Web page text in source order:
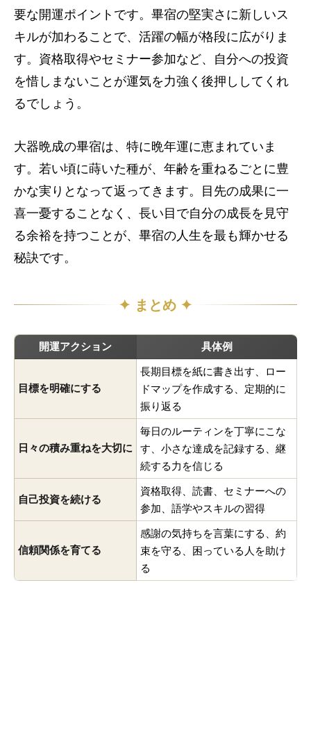
要な開運ポイントです。畢宿の堅実さに新しいス
キルが加わることで、活躍の幅が格段に広がりま
す。資格取得やセミナー参加など、自分への投資
を惜しまないことが運気を力強く後押ししてくれ
るでしょう。
大器晩成の畢宿は、特に晩年運に恵まれていま
す。若い頃に蒔いた種が、年齢を重ねるごとに豊
かな実りとなって返ってきます。目先の成果に一
喜一憂することなく、長い目で自分の成長を見守
る余裕を持つことが、畢宿の人生を最も輝かせる
秘訣です。
✦ まとめ ✦
開運アクション 具体例
目標を明確にする
長期目標を紙に書き出す、ロー
ドマップを作成する、定期的に
振り返る
日々の積み重ねを大切に
毎日のルーティンを丁寧にこな
す、小さな達成を記録する、継
続する力を信じる
自己投資を続ける
資格取得、読書、セミナーへの
参加、語学やスキルの習得
信頼関係を育てる
感謝の気持ちを言葉にする、約
束を守る、困っている人を助け
る